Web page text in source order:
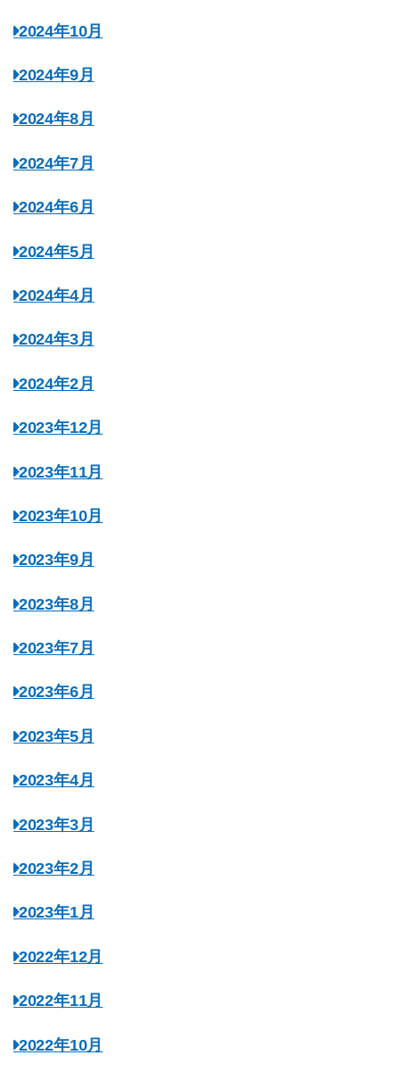
2024年10月
2024年9月
2024年8月
2024年7月
2024年6月
2024年5月
2024年4月
2024年3月
2024年2月
2023年12月
2023年11月
2023年10月
2023年9月
2023年8月
2023年7月
2023年6月
2023年5月
2023年4月
2023年3月
2023年2月
2023年1月
2022年12月
2022年11月
2022年10月